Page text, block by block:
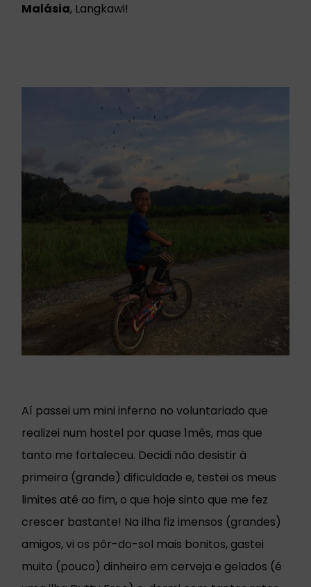
Malásia, Langkawi!
Aí passei um mini inferno no voluntariado que
realizei num hostel por quase 1mês, mas que
tanto me fortaleceu. Decidi não desistir à
primeira (grande) dificuldade e, testei os meus
limites até ao fim, o que hoje sinto que me fez
crescer bastante! Na ilha fiz imensos (grandes)
amigos, vi os pôr-do-sol mais bonitos, gastei
muito (pouco) dinheiro em cerveja e gelados (é